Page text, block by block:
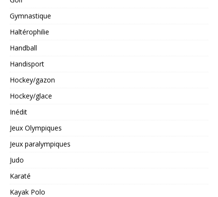
Gymnastique
Haltérophilie
Handball
Handisport
Hockey/gazon
Hockey/glace
Inédit
Jeux Olympiques
Jeux paralympiques
Judo
Karaté
Kayak Polo